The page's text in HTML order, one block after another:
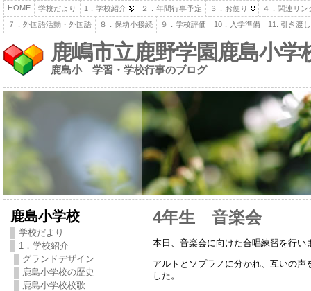
HOME 学校だより 1．学校紹介 ２．年間行事予定 ３．お便り
４．関連リン
７．外国語活動・外国語
８．保幼小接続 ９．学校評価 10．入学準備 11. 引き渡
鹿嶋市立鹿野学園鹿島小学
鹿島小 学習・学校行事のブログ
鹿島小学校
学校だより
1．学校紹介
グランドデザイン
鹿島小学校の歴史
鹿島小学校校歌
4年生 音楽会
本日、音楽会に向けた合唱練習を行い
アルトとソプラノに分かれ、互いの
した。